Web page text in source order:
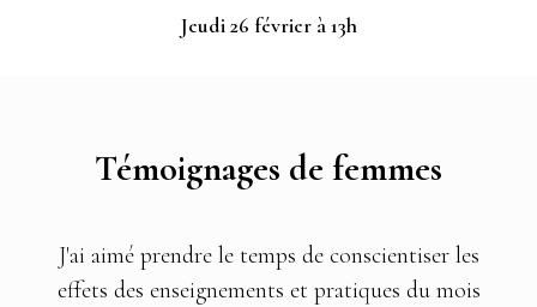
Jeudi 26 février à 13h
Témoignages de femmes
J'ai aimé prendre le temps de conscientiser les
effets des enseignements et pratiques du mois